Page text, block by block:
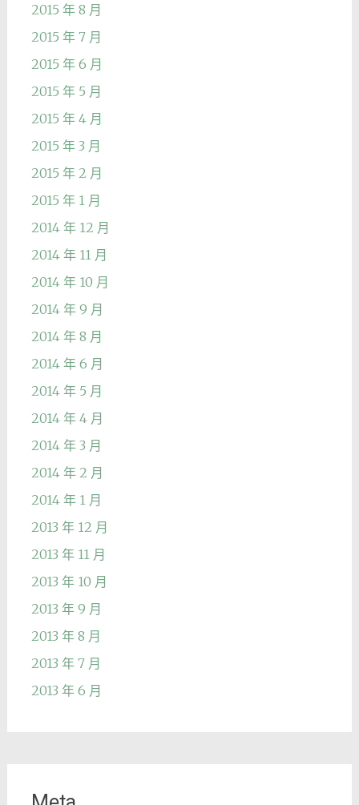
2015 年 8 月
2015 年 7 月
2015 年 6 月
2015 年 5 月
2015 年 4 月
2015 年 3 月
2015 年 2 月
2015 年 1 月
2014 年 12 月
2014 年 11 月
2014 年 10 月
2014 年 9 月
2014 年 8 月
2014 年 6 月
2014 年 5 月
2014 年 4 月
2014 年 3 月
2014 年 2 月
2014 年 1 月
2013 年 12 月
2013 年 11 月
2013 年 10 月
2013 年 9 月
2013 年 8 月
2013 年 7 月
2013 年 6 月